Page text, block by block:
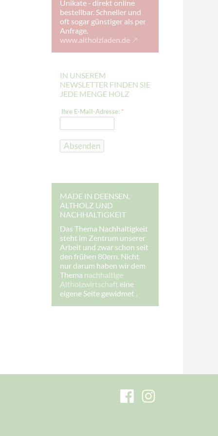
Unikate - direkt online
bestellbar. Schneller und
oft sogar günstiger als per
Anfrage.
www.altholzladen.de
IN UNSEREM
NEWSLETTER FINDEN SIE
JEDE MENGE HOLZ
-
a
-
s
e
:
I
r
e
*
Ihre E-Mail-Adresse: *
Absenden
MADE IN DEENSEN,
ALTHOLZ UND
NACHHALTIGKEIT
Das Thema Nachhaltigkeit
steht im Zentrum unserer
Arbeit und zwar schon seit
den frühen 80ern. Nicht
nur darum haben wir dem
Thema nachhaltige
Altholzwirtschaft eine
eigene Seite gewidmet .